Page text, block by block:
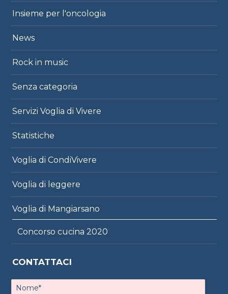
Insieme per l'oncologia
News
Rock in music
Senza categoria
Servizi Voglia di Vivere
Statistiche
Voglia di CondiVivere
Voglia di leggere
Voglia di Mangiarsano
Concorso cucina 2020
CONTATTACI